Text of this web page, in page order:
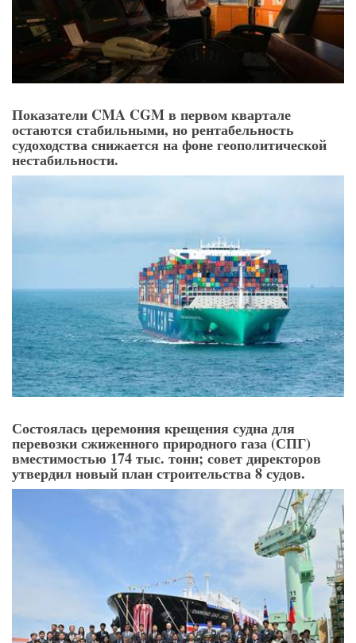
Показатели CMA CGM в первом квартале
остаются стабильными, но рентабельность
судоходства снижается на фоне геополитической
нестабильности.
Состоялась церемония крещения судна для
перевозки сжиженного природного газа (СПГ)
вместимостью 174 тыс. тонн; совет директоров
утвердил новый план строительства 8 судов.